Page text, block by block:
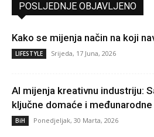
POSLJEDNJE OBJAVLJENO
Kako se mijenja način na koji
LIFESTYLE Srijeda, 17 Juna, 2026
AI mijenja kreativnu industriju:
ključne domaće i
BiH Ponedjeljak, 30 Marta, 2026